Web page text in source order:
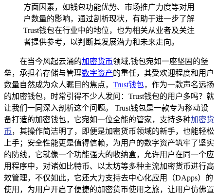
方面因素，如钱包功能优势、市场推广力度等对用
户数量的影响，通过剖析现状，有助于进一步了解
Trust钱包在行业中的地位，也为相关从业者及关注
者提供参考，以判断其发展潜力和未来走向。
在当今风起云涌的加密货币领域,钱包宛如一座坚固的堡
垒，承担着存储与管理数字资产的重任，其受欢迎程度和用户
数量自然成为众人瞩目的焦点， Trust钱包，作为一款声名远扬
的加密钱包，时常引得不少人发问：Trust钱包的用户多吗？就
让我们一同深入剖析这个问题。 Trust钱包是一款专为移动设
备打造的加密钱包，它宛如一位全能的管家，支持多种加密货
币 ，其操作简洁明了，即便是加密货币领域的新手，也能轻松
上手；安全性能更是值得信赖，为用户的数字资产筑牢了坚实
的防线，它就像一个功能强大的收纳盒，允许用户在同一个应
用程序中，对诸如比特币、以太坊等多种主流加密货币进行高
效管理，不仅如此，它还大力支持去中心化应用（DApps）的
使用，为用户开启了便捷的加密货币使用之旅，让用户仿佛置